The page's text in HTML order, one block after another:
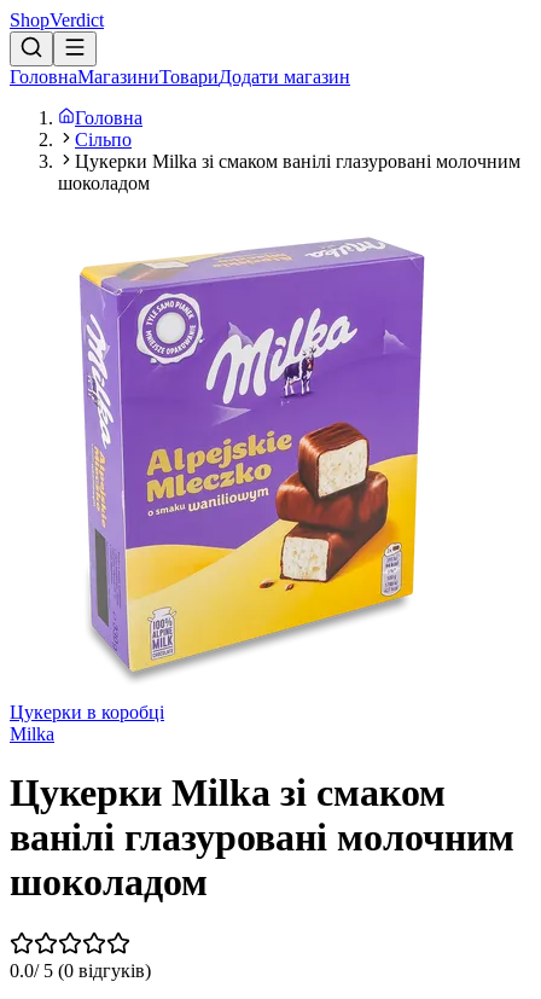
ShopVerdict
ГоловнаМагазиниТовариДодати магазин
Головна
Сільпо
Цукерки Milka зі смаком ванілі глазуровані молочним
шоколадом
Цукерки в коробці
Milka
Цукерки Milka зі смаком
ванілі глазуровані молочним
шоколадом
0.0/ 5 (0 відгуків)